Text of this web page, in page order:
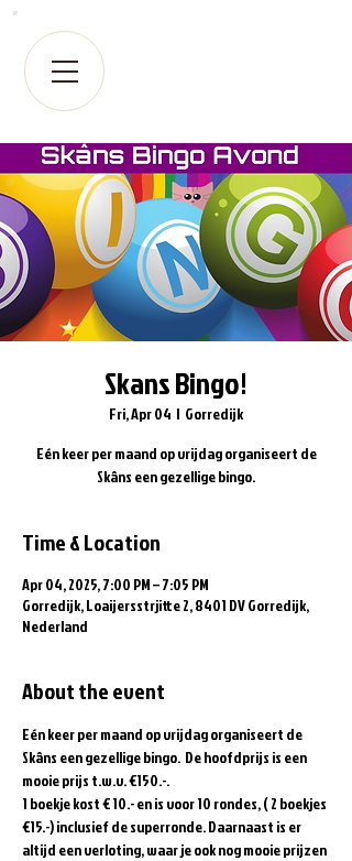
Skans Bingo!
Fri, Apr 04
  |
Gorredijk
Eén keer per maand op vrijdag organiseert de
Skâns een gezellige bingo.
Time & Location
Apr 04, 2025, 7:00 PM – 7:05 PM
Gorredijk, Loaijersstrjitte 2, 8401 DV Gorredijk,
Nederland
About the event
Eén keer per maand op vrijdag organiseert de
Skâns een gezellige bingo.  De hoofdprijs is een
mooie prijs t.w.v. €150.-.
1 boekje kost € 10.- en is voor 10 rondes, ( 2 boekjes
€15.-) inclusief de superronde. Daarnaast is er
altijd een verloting, waar je ook nog mooie prijzen